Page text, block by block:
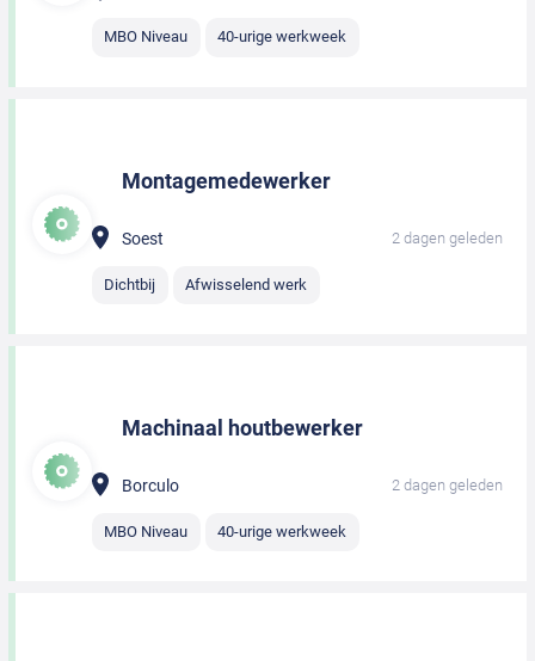
MBO Niveau 40-urige werkweek
Montagemedewerker
Soest 2 dagen geleden
Dichtbij Afwisselend werk
Machinaal houtbewerker
Borculo 2 dagen geleden
MBO Niveau 40-urige werkweek